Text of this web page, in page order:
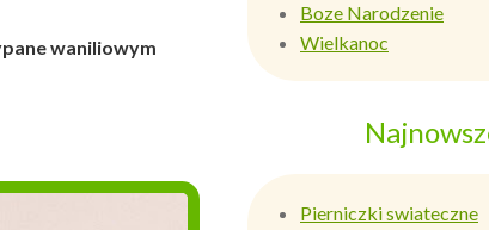
waniliowym
Boze Narodzenie
Wielkanoc
Pierniczki swiateczne